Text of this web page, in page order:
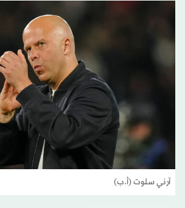
آرني سلوت (أ.ب)